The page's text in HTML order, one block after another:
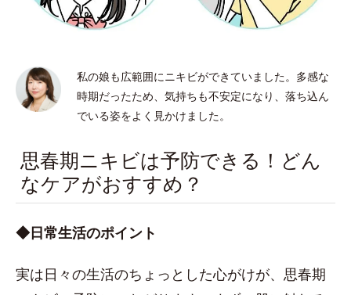
私の娘も広範囲にニキビができていました。多感な
時期だったため、気持ちも不安定になり、落ち込ん
でいる姿をよく見かけました。
思春期ニキビは予防できる！どん
なケアがおすすめ？
◆日常生活のポイント
実は日々の生活のちょっとした心がけが、思春期